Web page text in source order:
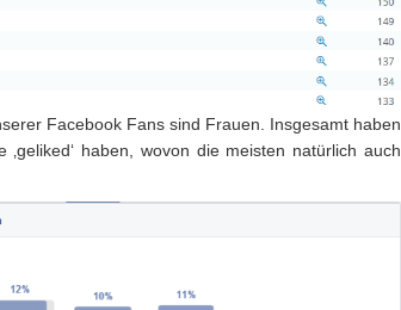
Facebook Fans sind Frauen. Insgesamt haben
haben, wovon die meisten natürlich auch